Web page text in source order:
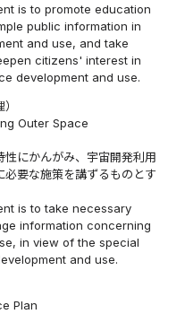
is to promote education
public information in
and use, and take
citizens' interest in
development and use.
Outer Space
性にかんがみ、宇宙開発利用
要な施策を講ずるものとす
is to take necessary
information concerning
in view of the special
and use.
Plan